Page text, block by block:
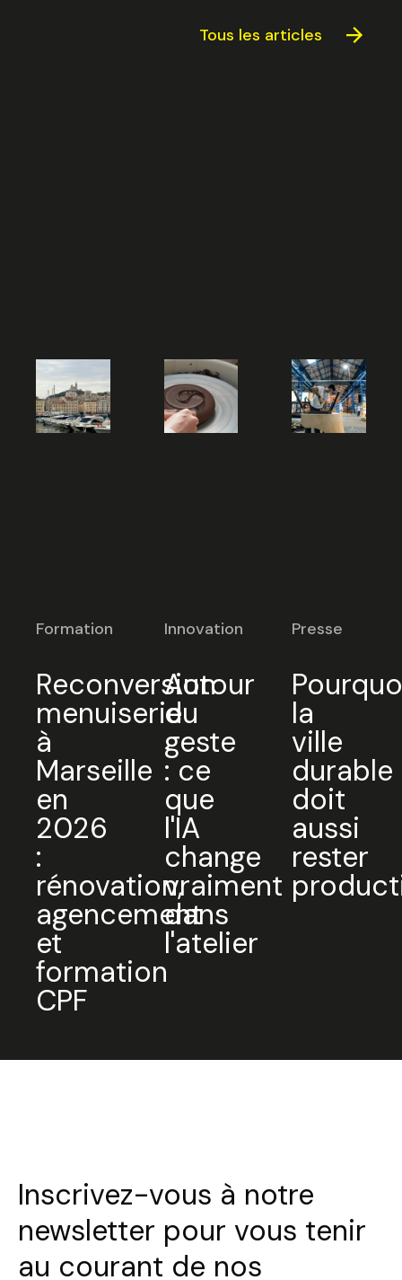
Tous les articles
Formation
Reconversion
menuiserie
à
Marseille
en
2026
:
rénovation,
agencement
et
formation
CPF
Innovation
Autour
du
geste
: ce
que
l'IA
change
vraiment
dans
l'atelier
Presse
la
ville
durable
doit
aussi
rester
Inscrivez-vous à notre
newsletter pour vous tenir
au courant de nos